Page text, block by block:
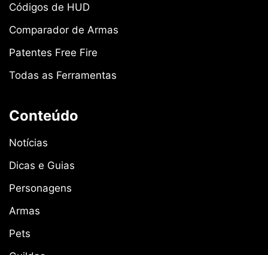
Códigos de HUD
Comparador de Armas
Patentes Free Fire
Todas as Ferramentas
Conteúdo
Notícias
Dicas e Guias
Personagens
Armas
Pets